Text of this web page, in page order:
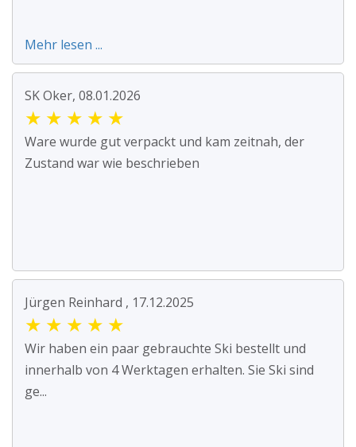
Mehr lesen ...
SK Oker, 08.01.2026
★ ★ ★ ★ ★
Ware wurde gut verpackt und kam zeitnah, der
Zustand war wie beschrieben
Jürgen Reinhard , 17.12.2025
★ ★ ★ ★ ★
Wir haben ein paar gebrauchte Ski bestellt und
innerhalb von 4 Werktagen erhalten. Sie Ski sind
ge...